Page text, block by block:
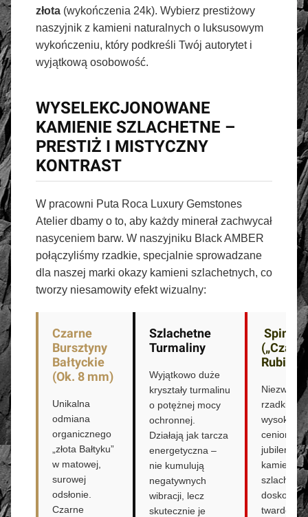
złota (wykończenia 24k). Wybierz prestiżowy
naszyjnik z kamieni naturalnych o luksusowym
wykończeniu, który podkreśli Twój autorytet i
wyjątkową osobowość.
WYSELEKCJONOWANE
KAMIENIE SZLACHETNE –
PRESTIŻ I MISTYCZNY
KONTRAST
W pracowni Puta Roca Luxury Gemstones
Atelier dbamy o to, aby każdy minerał zachwycał
nasyceniem barw. W naszyjniku Black AMBER
połączyliśmy rzadkie, specjalnie sprowadzane
dla naszej marki okazy kamieni szlachetnych, co
tworzy niesamowity efekt wizualny:
Czarne
Bursztyny
Bałtyckie
(Ok. 8 mm)
Unikalna
odmiana
organicznego
„złota Bałtyku”
w matowej,
surowej
odsłonie.
Czarne
Szlachetne
Turmaliny
Wyjątkowo duże
kryształy turmalinu
o potężnej mocy
ochronnej.
Działają jak tarcza
energetyczna –
nie kumulują
negatywnych
wibracji, lecz
skutecznie je
Spinele
Rubiny”)
Niezwykle
rzadkie i
wysoko
cenione w
kamienie
doskonałej
twardości.